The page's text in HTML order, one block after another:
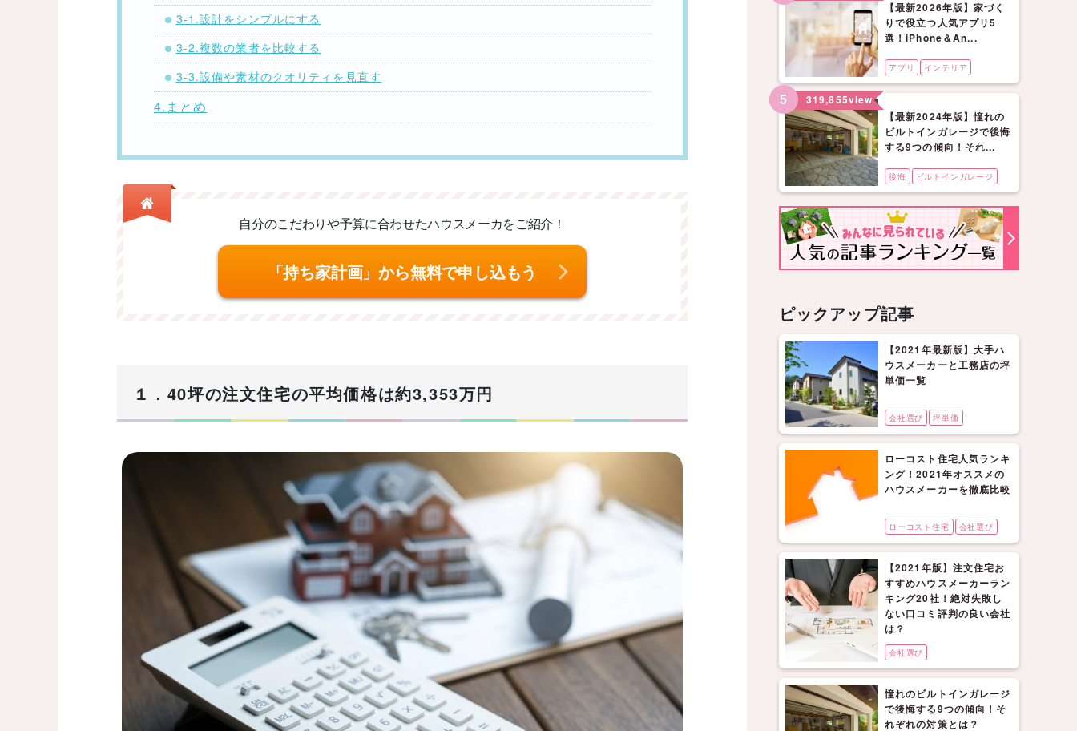
3-1.設計をシンプルにする
3-2.複数の業者を比較する
3-3.設備や素材のクオリティを見直す
4.まとめ
自分のこだわりや予算に合わせたハウスメーカをご紹介！
「持ち家計画」から無料で申し込もう
１．40坪の注文住宅の平均価格は約3,353万円
【最新2026年版】家づく
りで役立つ人気アプリ5
選！iPhone＆An...
アプリ インテリア
5 319,855view
【最新2024年版】憧れの
ビルトインガレージで後悔
する9つの傾向！それ...
後悔 ビルトインガレージ
ピックアップ記事
【2021年最新版】大手ハ
ウスメーカーと工務店の坪
単価一覧
会社選び 坪単価
ローコスト住宅人気ランキ
ング！2021年オススメの
ハウスメーカーを徹底比較
ローコスト住宅 会社選び
【2021年版】注文住宅お
すすめハウスメーカーラン
キング20社！絶対失敗し
ない口コミ評判の良い会社
は？
会社選び
憧れのビルトインガレージ
で後悔する9つの傾向！そ
れぞれの対策とは？